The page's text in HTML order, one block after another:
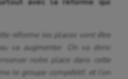
réforme les places vont être
va augmenter. On va donc
notre place dans cette
le groupe compétitif, et l’on